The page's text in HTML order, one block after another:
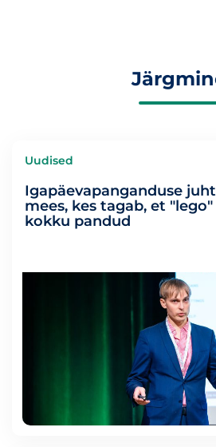
Uudised
Igapäevapanganduse
mees, kes tagab, et
kokku pandud